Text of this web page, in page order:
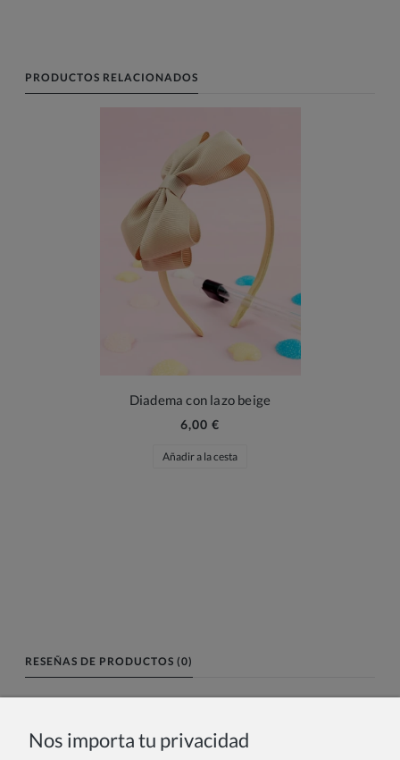
PRODUCTOS RELACIONADOS
Diadema con lazo beige
6,00 €
Añadir a la cesta
RESEÑAS DE PRODUCTOS (0)
Nos importa tu privacidad